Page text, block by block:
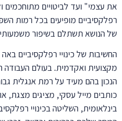
את עצמי" ועד לביטויים מתוחכמים
רפלקסיביים מופיעים בכל רמות
של הנושא תשתלם בשיפור
החשיבות של כינויי רפלקסיביים
מקצועית ואקדמית. בעולם העבודה
הנכון בהם מעיד על רמת אנגלית
כותבים מייל עסקי, מציגים מצגת,
בינלאומית, השליטה בכינויי